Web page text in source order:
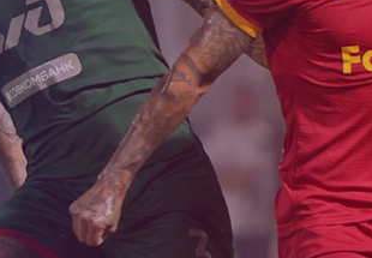
Ակադեմիայի
կառուցվածքը
Փյունիկ 2009
Փյունիկ 2010
Փյունիկ 2011-1
Փյունիկ 2011-2
Փյունիկ 2012-1